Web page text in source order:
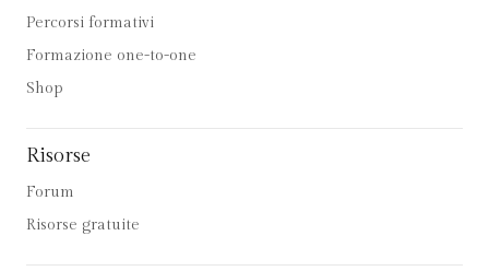
Percorsi formativi
Formazione one-to-one
Shop
Risorse
Forum
Risorse gratuite